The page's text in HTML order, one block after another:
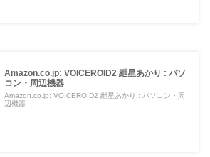
Amazon.co.jp: VOICEROID2 紲星あかり : パソ
コン・周辺機器
Amazon.co.jp: VOICEROID2 紲星あかり : パソコン・周
辺機器